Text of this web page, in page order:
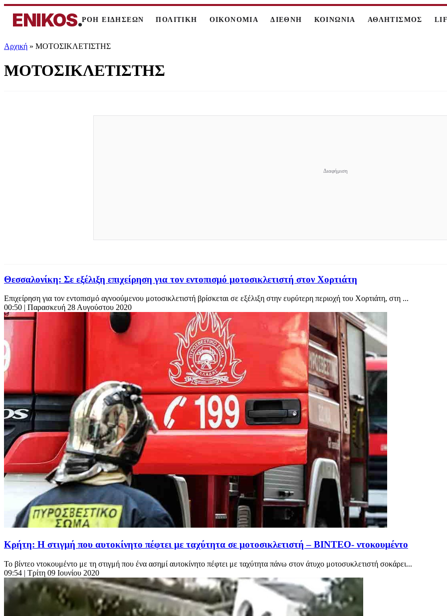
ENIKOS.ΡΟΗ ΕΙΔΗΣΕΩΝ ΠΟΛΙΤΙΚΗ ΟΙΚΟΝΟΜΙΑ ΔΙΕΘΝΗ ΚΟΙΝΩΝΙΑ ΑΘΛΗΤΙΣΜΟΣ
Αρχική » ΜΟΤΟΣΙΚΛΕΤΙΣΤΗΣ
ΜΟΤΟΣΙΚΛΕΤΙΣΤΗΣ
Θεσσαλονίκη: Σε εξέλιξη επιχείρηση για τον εντοπισμό μοτοσικλετιστή στον Χορτιάτη
Επιχείρηση για τον εντοπισμό αγνοούμενου μοτοσικλετιστή βρίσκεται σε εξέλιξη στην ευρύτερη περιοχή του Χορτιάτη, στη ...
00:50 | Παρασκευή 28 Αυγούστου 2020
Κρήτη: Η στιγμή που αυτοκίνητο πέφτει με ταχύτητα σε μοτοσικλετιστή – ΒΙΝΤΕΟ- ντοκουμέντο
Το βίντεο ντοκουμέντο με τη στιγμή που ένα ασημί αυτοκίνητο πέφτει με ταχύτητα πάνω στον άτυχο μοτοσυκλετιστή σοκάρει...
09:54 | Τρίτη 09 Ιουνίου 2020